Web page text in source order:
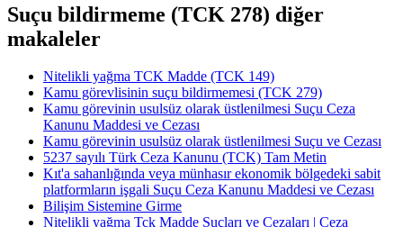
Suçu bildirmeme (TCK 278) diğer
makaleler
Nitelikli yağma TCK Madde (TCK 149)
Kamu görevlisinin suçu bildirmemesi (TCK 279)
Kamu görevinin usulsüz olarak üstlenilmesi Suçu Ceza
Kanunu Maddesi ve Cezası
Kamu görevinin usulsüz olarak üstlenilmesi Suçu ve Cezası
5237 sayılı Türk Ceza Kanunu (TCK) Tam Metin
Kıt'a sahanlığında veya münhasır ekonomik bölgedeki sabit
platformların işgali Suçu Ceza Kanunu Maddesi ve Cezası
Bilişim Sistemine Girme
Nitelikli yağma Tck Madde Suçları ve Cezaları | Ceza